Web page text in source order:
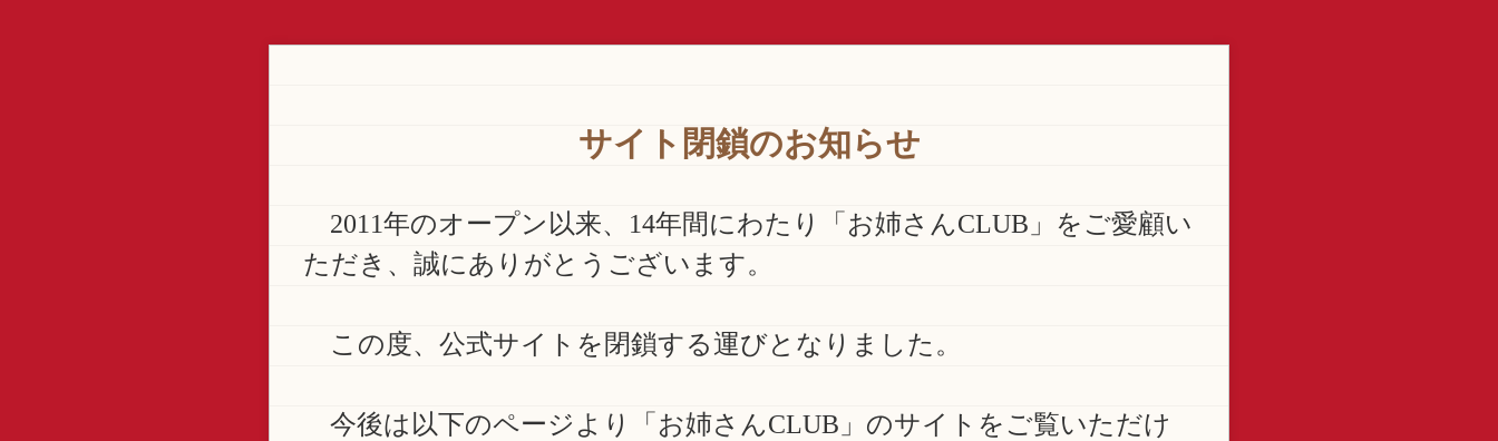
サイト閉鎖のお知らせ
2011年のオープン以来、14年間にわたり「お姉さんCLUB」をご愛顧い
ただき、誠にありがとうございます。
この度、公式サイトを閉鎖する運びとなりました。
今後は以下のページより「お姉さんCLUB」のサイトをご覧いただけ